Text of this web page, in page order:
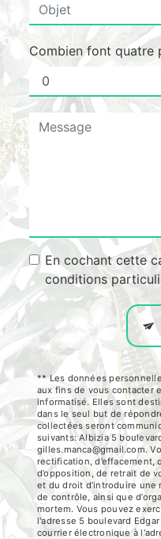
Combien font quatre
En cochant cette
conditions
** Les données
aux fins de vous contacter
informatisé. Elles sont
dans le seul but de
collectées seront
suivants: Albizia 5
gilles.manca@gmail.com.
rectification,
d’opposition, de retrait de
et du droit d’introduire une
de contrôle, ainsi que
mortem. Vous pouvez
l'adresse 5 boulevard
courrier électronique à